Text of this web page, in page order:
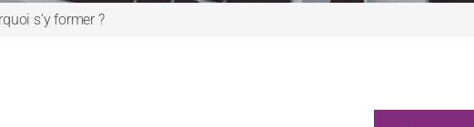
s’y former ?